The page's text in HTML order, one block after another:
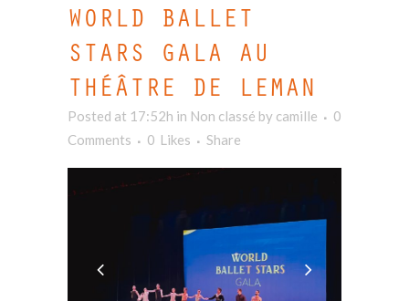
WORLD BALLET
STARS GALA AU
THÉÂTRE DE LEMAN
Posted at 17:52h in Non classé by camille
0
Comments
0 Likes Share